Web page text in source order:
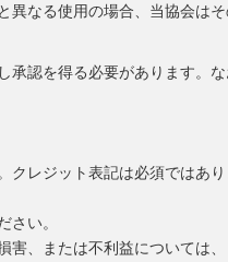
なる使用の場合、当協会は
認を得る必要があります。な
レジット表記は必須ではあ
さい。
、または不利益については